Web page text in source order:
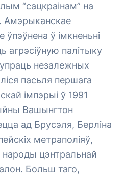
“сацкраінам” на
Амэрыканскае
ўпэўнена ў імкненьні
агрэсіўную палітыку
незалежных
пасьля першага
імпэрыі ў 1991
Вашынгтон
ад Брусэля, Берліна
метраполіяў,
народы цэнтральнай
Больш таго,